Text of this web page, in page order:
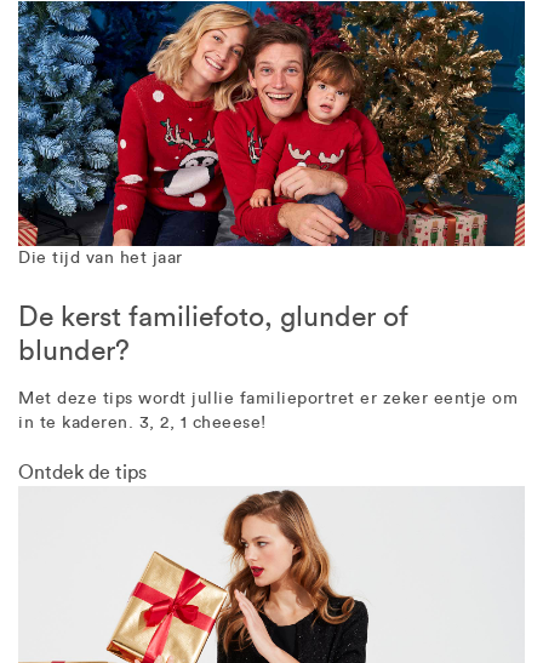
Die tijd van het jaar
De kerst familiefoto, glunder of
blunder?
Met deze tips wordt jullie familieportret er zeker eentje om
in te kaderen. 3, 2, 1 cheeese!
Ontdek de tips